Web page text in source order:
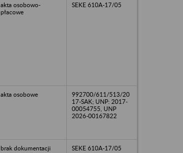
akta osobowo-
płacowe
SEKE 610A-17/05
akta osobowe
992700/611/513/20
17-SAK; UNP: 2017-
00054755, UNP
2026-00167822
brak dokumentacji
SEKE 610A-17/05